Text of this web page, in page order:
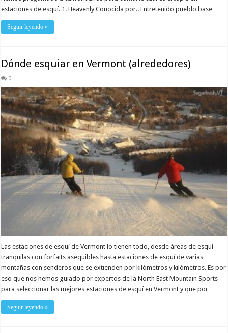
estaciones de esquí. 1. Heavenly Conocida por.. Entretenido pueblo base …
Seguir leyendo »
Dónde esquiar en Vermont (alrededores)
0
Las estaciones de esquí de Vermont lo tienen todo, desde áreas de esquí
tranquilas con forfaits asequibles hasta estaciones de esquí de varias
montañas con senderos que se extienden por kilómetros y kilómetros. Es por
eso que nos hemos guiado por expertos de la North East Mountain Sports
para seleccionar las mejores estaciones de esquí en Vermont y que por …
Seguir leyendo »